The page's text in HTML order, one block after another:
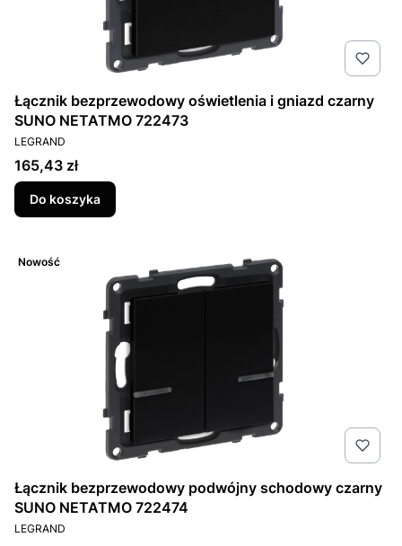
Łącznik bezprzewodowy oświetlenia i gniazd czarny
SUNO NETATMO 722473
PRODUCENT
LEGRAND
Cena
165,43 zł
Do koszyka
Nowość
Łącznik bezprzewodowy podwójny schodowy czarny
SUNO NETATMO 722474
PRODUCENT
LEGRAND